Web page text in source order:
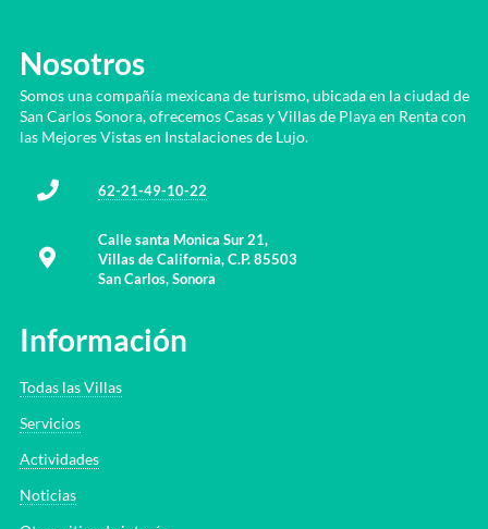
Nosotros
Somos una compañía mexicana de turismo, ubicada en la ciudad de
San Carlos Sonora, ofrecemos Casas y Villas de Playa en Renta con
las Mejores Vistas en Instalaciones de Lujo.
62-21-49-10-22
Calle santa Monica Sur 21,
Villas de California, C.P. 85503
San Carlos, Sonora
Información
Todas las Villas
Servicios
Actividades
Noticias